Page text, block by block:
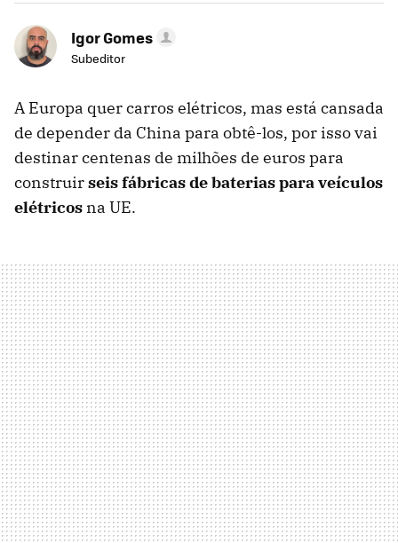
Igor Gomes
Subeditor
A Europa quer carros elétricos, mas está cansada
de depender da China para obtê-los, por isso vai
destinar centenas de milhões de euros para
construirseis fábricas de baterias para veículos
elétricos na UE.